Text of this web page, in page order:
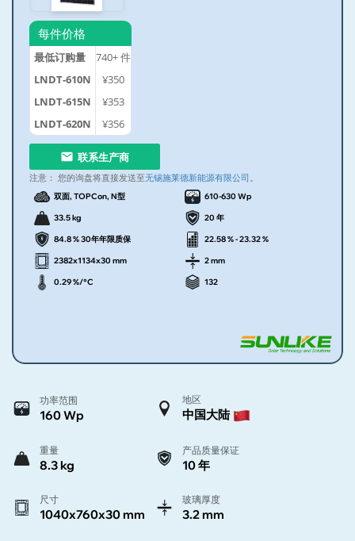
每件价格
最低订购量 740+件
LNDT-610N
¥350
LNDT-615N
¥353
LNDT-620N
¥356
联系生产商
注意： 您的询盘将直接发送至无锡施莱德新能源有限公司 。
双面, TOPCon, N型 610-630 Wp
33.5 kg 20 年
84.8 % 30年年限质保 22.58 % - 23.32 %
2382x1134x30 mm 2 mm
0.29 %/°C 132
功率范围
160 Wp
地区
中国大陆
重量
8.3 kg
产品质量保证
10 年
尺寸
1040x760x30 mm
玻璃厚度
3.2 mm